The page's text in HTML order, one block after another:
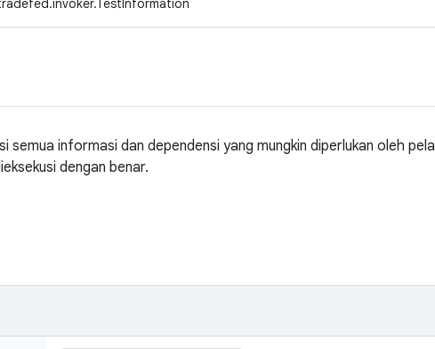
semua informasi dan dependensi yang mungkin diperlukan oleh
dengan benar.